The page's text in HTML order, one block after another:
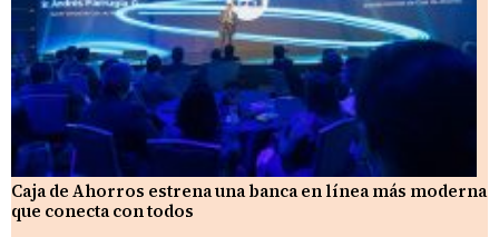
Caja de Ahorros estrena una banca en línea más moderna
que conecta con todos